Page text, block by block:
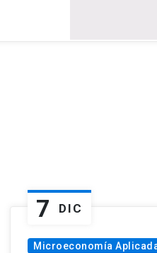
7 DIC
Microeconomía